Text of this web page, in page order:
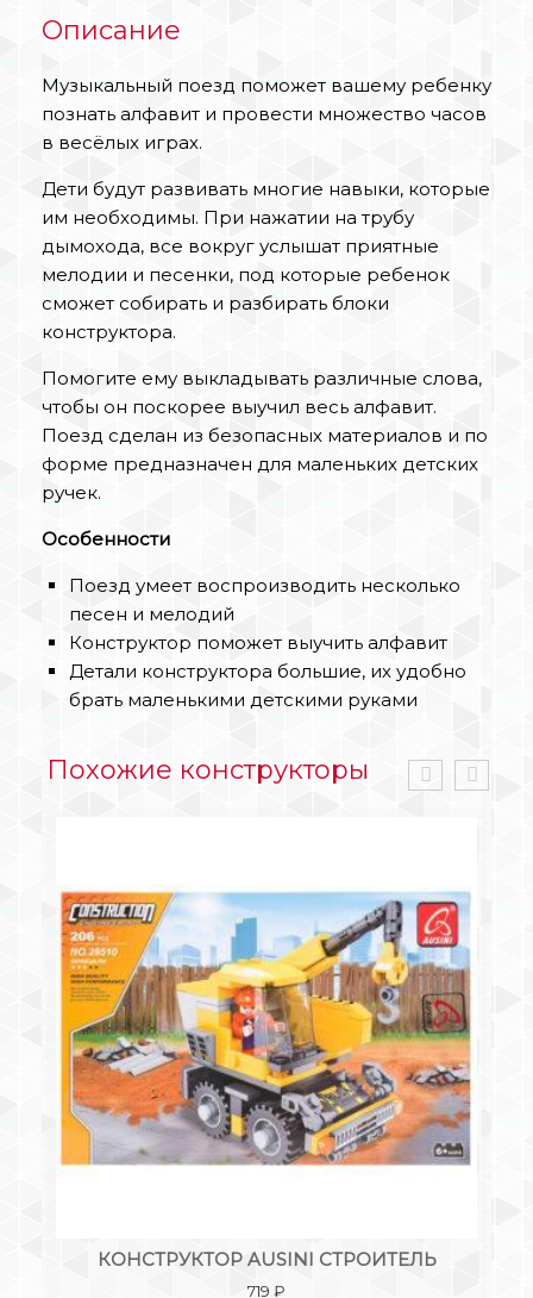
Описание
Музыкальный поезд поможет вашему ребенку
познать алфавит и провести множество часов
в весёлых играх.
Дети будут развивать многие навыки, которые
им необходимы. При нажатии на трубу
дымохода, все вокруг услышат приятные
мелодии и песенки, под которые ребенок
сможет собирать и разбирать блоки
конструктора.
Помогите ему выкладывать различные слова,
чтобы он поскорее выучил весь алфавит.
Поезд сделан из безопасных материалов и по
форме предназначен для маленьких детских
ручек.
Особенности
Поезд умеет воспроизводить несколько
песен и мелодий
Конструктор поможет выучить алфавит
Детали конструктора большие, их удобно
брать маленькими детскими руками
Похожие конструкторы
КОНСТРУКТОР AUSINI СТРОИТЕЛЬ
719 ₽